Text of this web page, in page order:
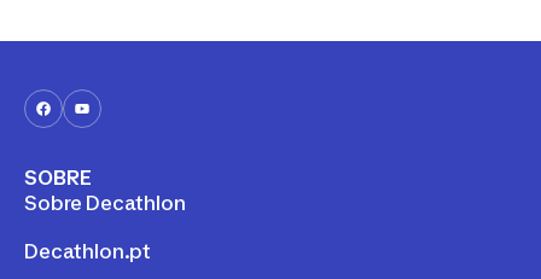
coração deste desporto.
SOBRE
Sobre Decathlon
Decathlon.pt